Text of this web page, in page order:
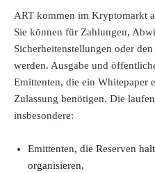
ART kommen im Kryptomarkt
Sie können für Zahlungen,
Sicherheitenstellungen oder
werden. Ausgabe und
Emittenten, die ein Whitepaper
Zulassung benötigen. Die
insbesondere:
Emittenten, die Reserven
organisieren,